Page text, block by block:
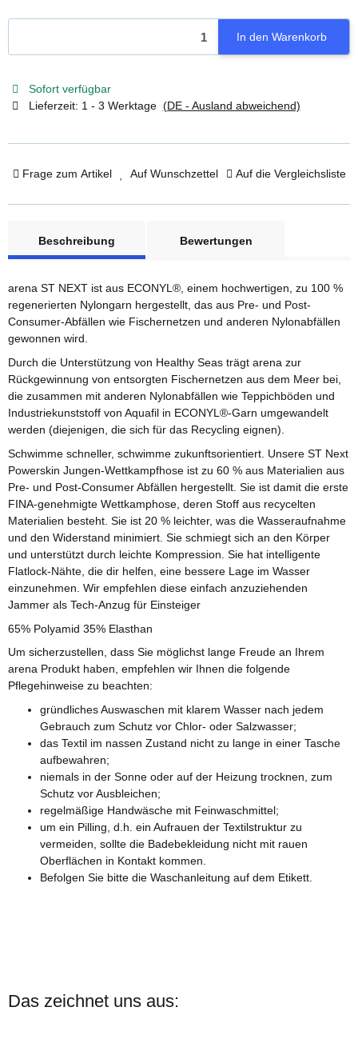
In den Warenkorb
Sofort verfügbar
Lieferzeit: 1 - 3 Werktage (DE - Ausland abweichend)
Frage zum Artikel Auf Wunschzettel Auf die Vergleichsliste
Beschreibung
Bewertungen
arena ST NEXT ist aus ECONYL®, einem hochwertigen, zu 100 %
regenerierten Nylongarn hergestellt, das aus Pre- und Post-
Consumer-Abfällen wie Fischernetzen und anderen Nylonabfällen
gewonnen wird.
Durch die Unterstützung von Healthy Seas trägt arena zur
Rückgewinnung von entsorgten Fischernetzen aus dem Meer bei,
die zusammen mit anderen Nylonabfällen wie Teppichböden und
Industriekunststoff von Aquafil in ECONYL®-Garn umgewandelt
werden (diejenigen, die sich für das Recycling eignen).
Schwimme schneller, schwimme zukunftsorientiert. Unsere ST Next
Powerskin Jungen-Wettkampfhose ist zu 60 % aus Materialien aus
Pre- und Post-Consumer Abfällen hergestellt. Sie ist damit die erste
FINA-genehmigte Wettkamphose, deren Stoff aus recycelten
Materialien besteht. Sie ist 20 % leichter, was die Wasseraufnahme
und den Widerstand minimiert. Sie schmiegt sich an den Körper
und unterstützt durch leichte Kompression. Sie hat intelligente
Flatlock-Nähte, die dir helfen, eine bessere Lage im Wasser
einzunehmen. Wir empfehlen diese einfach anzuziehenden
Jammer als Tech-Anzug für Einsteiger
65% Polyamid 35% Elasthan
Um sicherzustellen, dass Sie möglichst lange Freude an Ihrem
arena Produkt haben, empfehlen wir Ihnen die folgende
Pflegehinweise zu beachten:
gründliches Auswaschen mit klarem Wasser nach jedem
Gebrauch zum Schutz vor Chlor- oder Salzwasser;
das Textil im nassen Zustand nicht zu lange in einer Tasche
aufbewahren;
niemals in der Sonne oder auf der Heizung trocknen, zum
Schutz vor Ausbleichen;
regelmäßige Handwäsche mit Feinwaschmittel;
um ein Pilling, d.h. ein Aufrauen der Textilstruktur zu
vermeiden, sollte die Badebekleidung nicht mit rauen
Oberflächen in Kontakt kommen.
Befolgen Sie bitte die Waschanleitung auf dem Etikett.
Das zeichnet uns aus: